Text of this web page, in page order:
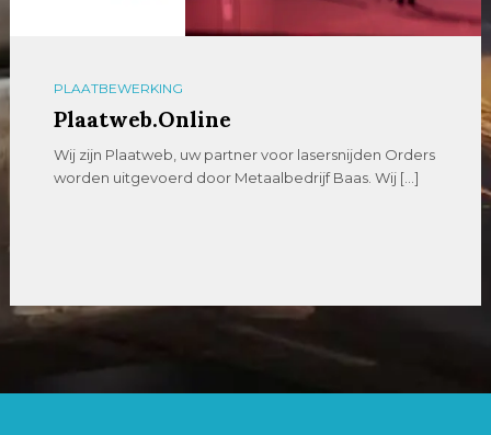
PLAATBEWERKING
Plaatweb.Online
Wij zijn Plaatweb, uw partner voor lasersnijden Orders
worden uitgevoerd door Metaalbedrijf Baas. Wij […]